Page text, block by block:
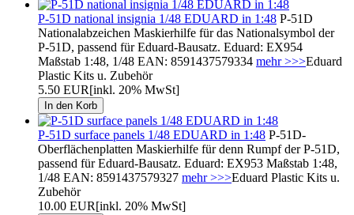
P-51D national insignia 1/48 EDUARD in 1:48 P-51D
Nationalabzeichen Maskierhilfe für das Nationalsymbol der
P-51D, passend für Eduard-Bausatz. Eduard: EX954
Maßstab 1:48, 1/48 EAN: 8591437579334 mehr >>>Eduard
Plastic Kits u. Zubehör
5.50 EUR[inkl. 20% MwSt]
P-51D surface panels 1/48 EDUARD in 1:48 P-51D-
Oberflächenplatten Maskierhilfe für denn Rumpf der P-51D,
passend für Eduard-Bausatz. Eduard: EX953 Maßstab 1:48,
1/48 EAN: 8591437579327 mehr >>>Eduard Plastic Kits u.
Zubehör
10.00 EUR[inkl. 20% MwSt]